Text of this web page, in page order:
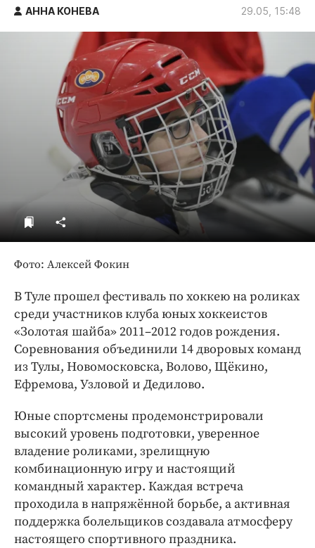
Тульский бренд
Тула предпринимательская
ДоброЦентр
Голодный шпион
АННА КОНЕВА 29.05, 15:48
Фото: Алексей Фокин
В Туле прошел фестиваль по хоккею на роликах
среди участников клуба юных хоккеистов
«Золотая шайба» 2011–2012 годов рождения.
Соревнования объединили 14 дворовых команд
из Тулы, Новомосковска, Волово, Щёкино,
Ефремова, Узловой и Дедилово.
Юные спортсмены продемонстрировали
высокий уровень подготовки, уверенное
владение роликами, зрелищную
комбинационную игру и настоящий
командный характер. Каждая встреча
проходила в напряжённой борьбе, а активная
поддержка болельщиков создавала атмосферу
настоящего спортивного праздника.